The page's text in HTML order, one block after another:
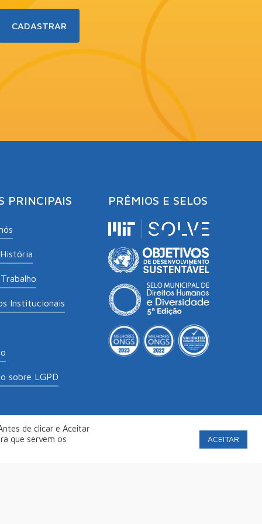
PRINCIPAIS
Institucionais
sobre LGPD
PRÊMIOS E SELOS
. Política de Privacidade
de clicar e Aceitar
que servem os
ACEITAR